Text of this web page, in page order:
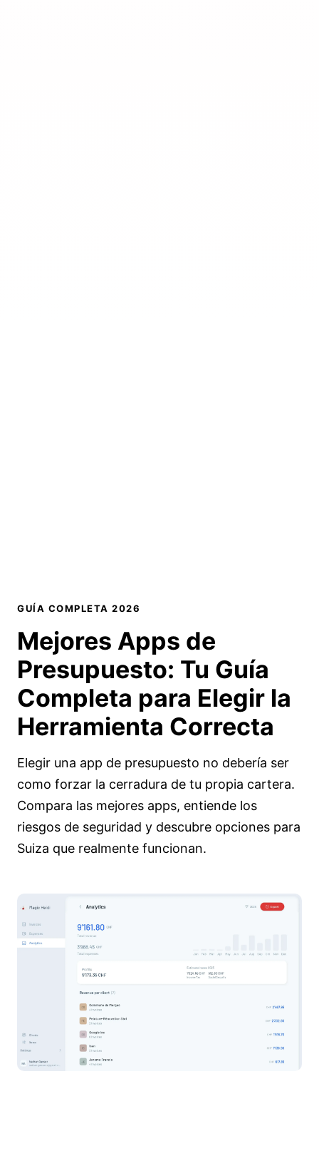
GUÍA COMPLETA 2026
Mejores Apps de
Presupuesto: Tu Guía
Completa para Elegir la
Herramienta Correcta
Elegir una app de presupuesto no debería ser
como forzar la cerradura de tu propia cartera.
Compara las mejores apps, entiende los
riesgos de seguridad y descubre opciones para
Suiza que realmente funcionan.